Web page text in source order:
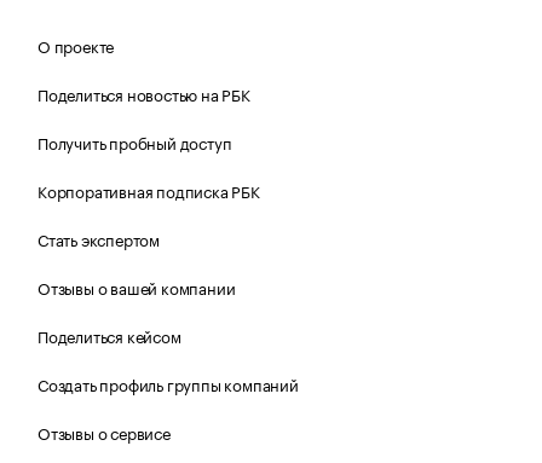
О проекте
Поделиться новостью на РБК
Получить пробный доступ
Корпоративная подписка РБК
Стать экспертом
Отзывы о вашей компании
Поделиться кейсом
Создать профиль группы компаний
Отзывы о сервисе